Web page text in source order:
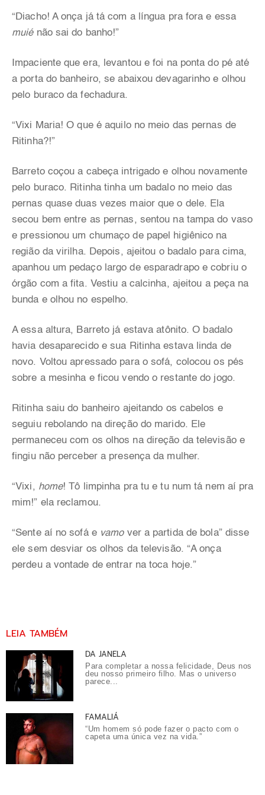
“Diacho! A onça já tá com a língua pra fora e essa
muié não sai do banho!”
Impaciente que era, levantou e foi na ponta do pé até
a porta do banheiro, se abaixou devagarinho e olhou
pelo buraco da fechadura.
“Vixi Maria! O que é aquilo no meio das pernas de
Ritinha?!”
Barreto coçou a cabeça intrigado e olhou novamente
pelo buraco. Ritinha tinha um badalo no meio das
pernas quase duas vezes maior que o dele. Ela
secou bem entre as pernas, sentou na tampa do vaso
e pressionou um chumaço de papel higiênico na
região da virilha. Depois, ajeitou o badalo para cima,
apanhou um pedaço largo de esparadrapo e cobriu o
órgão com a fita. Vestiu a calcinha, ajeitou a peça na
bunda e olhou no espelho.
A essa altura, Barreto já estava atônito. O badalo
havia desaparecido e sua Ritinha estava linda de
novo. Voltou apressado para o sofá, colocou os pés
sobre a mesinha e ficou vendo o restante do jogo.
Ritinha saiu do banheiro ajeitando os cabelos e
seguiu rebolando na direção do marido. Ele
permaneceu com os olhos na direção da televisão e
fingiu não perceber a presença da mulher.
“Vixi, home! Tô limpinha pra tu e tu num tá nem aí pra
mim!” ela reclamou.
“Sente aí no sofá e vamo ver a partida de bola” disse
ele sem desviar os olhos da televisão. “A onça
perdeu a vontade de entrar na toca hoje.”
LEIA TAMBÉM
DA JANELA
Para completar a nossa felicidade, Deus nos
deu nosso primeiro filho. Mas o universo
parece...
FAMALIÁ
“Um homem só pode fazer o pacto com o
capeta uma única vez na vida.”